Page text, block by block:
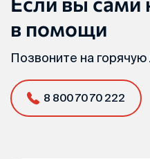
в помощи
Позвоните на
8 800 70 70 222